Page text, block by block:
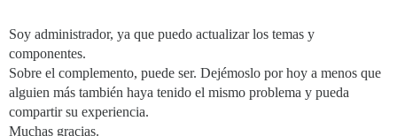
Soy administrador, ya que puedo actualizar los temas y
componentes.
Sobre el complemento, puede ser. Dejémoslo por hoy a menos que
alguien más también haya tenido el mismo problema y pueda
compartir su experiencia.
Muchas gracias.